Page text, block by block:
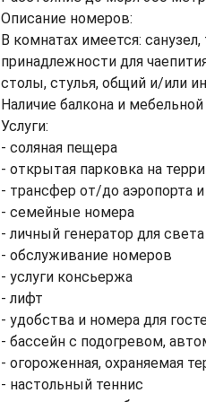
Описание номеров:
В комнатах имеется:
принадлежности для
столы, стулья, общий и/или
Наличие балкона и
Услуги:
- соляная пещера
- открытая парковка на
- трансфер от/до аэропорта
- семейные номера
- личный генератор для света
- обслуживание номеров
- услуги консьержа
- лифт
- удобства и номера для
- бассейн с подогревом,
- огороженная, охраняемая
- настольный теннис